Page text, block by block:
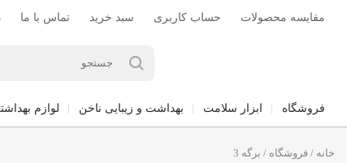
مقایسه محصولات حساب کاربری سبد خرید تماس با ما
فروشگاه ابزار سلامت بهداشت و زیبایی ناخن لوازم
خانه / فروشگاه / برگه 3